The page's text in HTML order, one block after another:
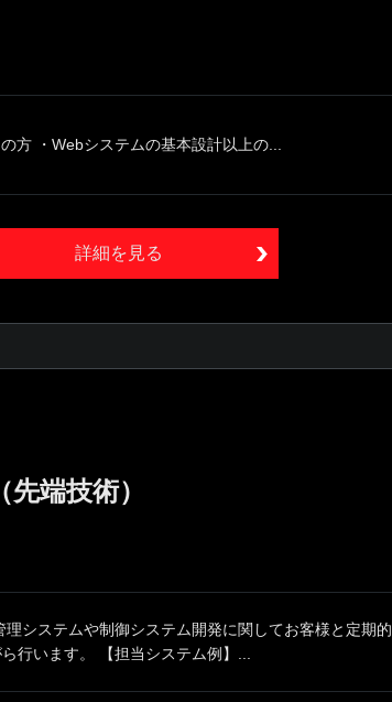
方 ・Webシステムの基本設計以上の...
詳細を見る
端技術）
システムや制御システム開発に関してお客様と定期的
行います。 【担当システム例】...